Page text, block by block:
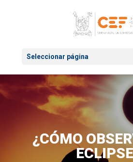
Seleccionar página
¿CÓMO